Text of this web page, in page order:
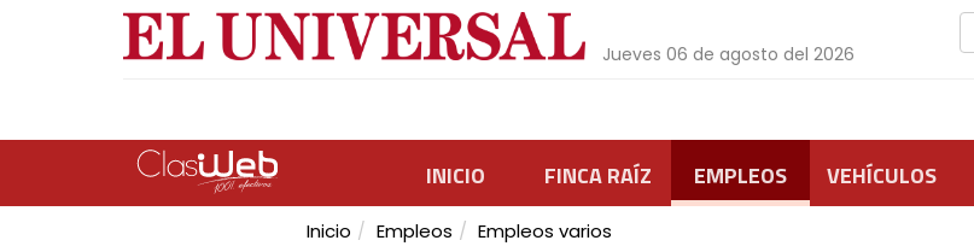
Jueves 06 de agosto del 2026
INICIO FINCA RAÍZ EMPLEOS VEHÍCULOS
Inicio Empleos Empleos varios